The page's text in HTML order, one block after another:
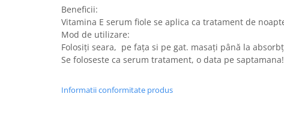
Beneficii:
Vitamina E serum fiole se aplica ca tratament de
Mod de utilizare:
Folosiți seara, pe fața si pe gat. masați până la
Se foloseste ca serum tratament, o data pe saptamana!
Informatii conformitate produs